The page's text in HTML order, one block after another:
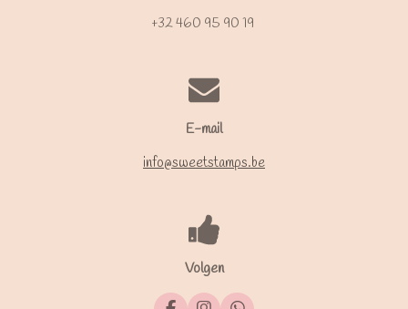
+32 460 95 90 19
E-mail
info@sweetstamps.be
Volgen